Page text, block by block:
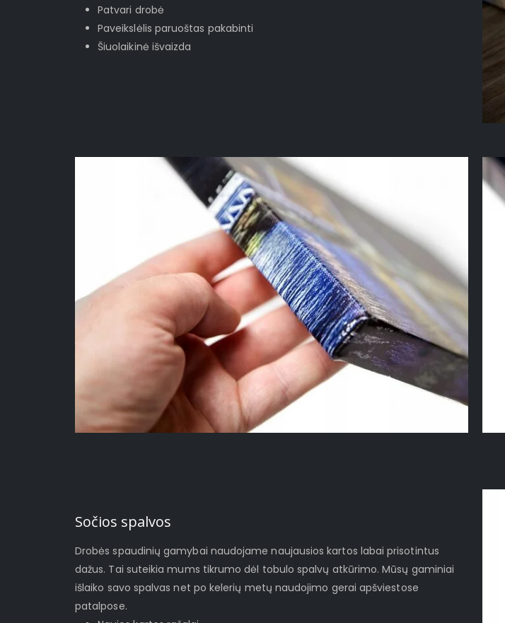
Patvari drobė
Paveikslėlis paruoštas pakabinti
Šiuolaikinė išvaizda
Sočios spalvos
Drobės spaudinių gamybai naudojame naujausios kartos labai prisotintus
dažus. Tai suteikia mums tikrumo dėl tobulo spalvų atkūrimo. Mūsų gaminiai
išlaiko savo spalvas net po kelerių metų naudojimo gerai apšviestose
patalpose.